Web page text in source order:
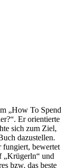
„How To Spend
Er orientierte
sich zum Ziel,
dazustellen.
fungiert, bewertet
„Krügerln“ und
bzw. das beste